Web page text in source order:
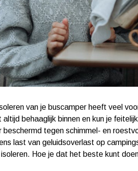
van je buscamper heeft veel
altijd behaaglijk binnen en kun je
beschermd tegen schimmel- en
last van geluidsoverlast op
Hoe je dat het beste kunt